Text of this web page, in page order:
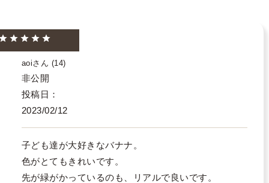
aoi 14
非公開
投稿日
2023/02/12
子ども達が大好きなバナナ。
色がとてもきれいです。
先が緑がかっているのも、リアルで良いです。